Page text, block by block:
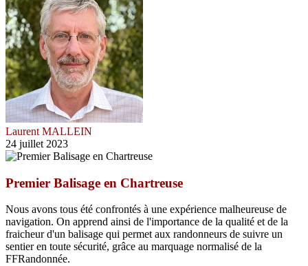
Laurent MALLEIN
24 juillet 2023
Premier Balisage en Chartreuse
Nous avons tous été confrontés à une expérience malheureuse de
navigation. On apprend ainsi de l'importance de la qualité et de la
fraicheur d'un balisage qui permet aux randonneurs de suivre un
sentier en toute sécurité, grâce au marquage normalisé de la
FFRandonnée.